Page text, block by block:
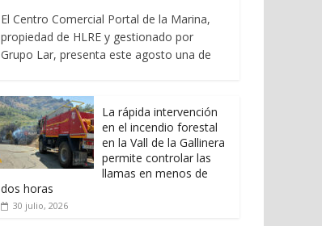
El Centro Comercial Portal de la Marina,
propiedad de HLRE y gestionado por
Grupo Lar, presenta este agosto una de
La rápida intervención
en el incendio forestal
en la Vall de la Gallinera
permite controlar las
llamas en menos de
dos horas
30 julio, 2026